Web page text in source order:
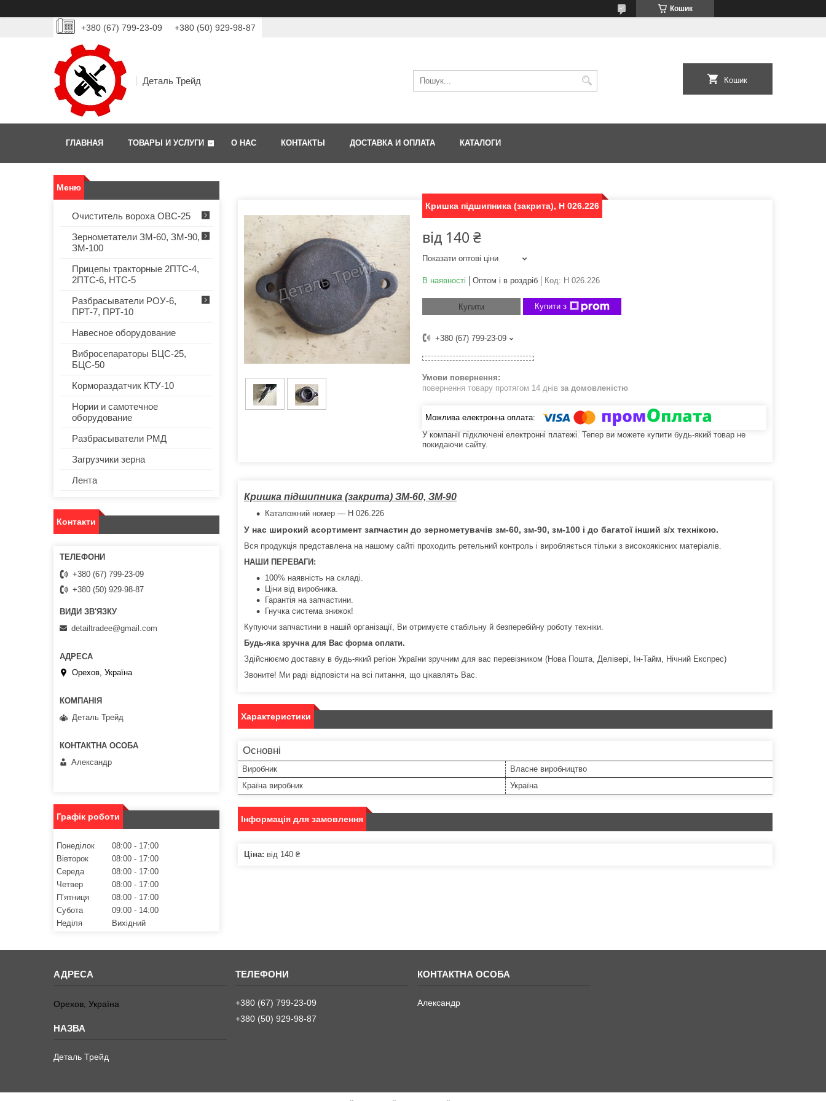
Кошик
+380 (67) 799-23-09 +380 (50) 929-98-87
Деталь Трейд Кошик
ГЛАВНАЯ ТОВАРЫ И УСЛУГИ О НАС КОНТАКТЫ ДОСТАВКА И ОПЛАТА КАТАЛОГИ
Кришка підшипника (закрита), Н 026.226
від 140 ₴
Показати оптові ціни
В наявності Оптом і в роздріб Код: Н 026.226
Купити Купити з
+380 (67) 799-23-09
повернення товару протягом 14 днів за домовленістю
У компанії підключені електронні платежі. Тепер ви можете купити будь-який товар не
покидаючи сайту.
Кришка підшипника (закрита) ЗМ-60, ЗМ-90
Каталожний номер — Н 026.226
У нас широкий асортимент запчастин до зернометувачів зм-60, зм-90, зм-100 і до багатої інший з/х технікою.
Вся продукція представлена на нашому сайті проходить ретельний контроль і виробляється тільки з високоякісних матеріалів.
НАШИ ПЕРЕВАГИ:
100% наявність на складі.
Ціни від виробника.
Гарантія на запчастини.
Гнучка система знижок!
Купуючи запчастини в нашій організації, Ви отримуєте стабільну й безперебійну роботу техніки.
Будь-яка зручна для Вас форма оплати.
Здійснюємо доставку в будь-який регіон України зручним для вас перевізником (Нова Пошта, Делівері, Ін-Тайм, Нічний Експрес)
Звоните! Ми раді відповісти на всі питання, що цікавлять Вас.
Характеристики
Основні
Виробник
Власне виробництво
Країна виробник
Україна
Інформація для замовлення
Ціна: від 140 ₴
Очиститель вороха ОВС-25
Зернометатели ЗМ-60, ЗМ-90,
ЗМ-100
Прицепы тракторные 2ПТС-4,
2ПТС-6, НТС-5
Разбрасыватели РОУ-6,
ПРТ-7, ПРТ-10
Навесное оборудование
Вибросепараторы БЦС-25,
БЦС-50
Кормораздатчик КТУ-10
Нории и самотечное
оборудование
Разбрасыватели РМД
Загрузчики зерна
Лента
Контакти
+380 (67) 799-23-09
+380 (50) 929-98-87
detailtradee@gmail.com
Орехов, Україна
Деталь Трейд
Александр
Графік роботи
Понеділок 08:00
17:00
Вівторок
08:00
17:00
Середа
08:00
17:00
Четвер
08:00
17:00
Пʼятниця
08:00
17:00
Субота
09:00
14:00
Неділя
Вихідний
Орехов, Україна
Деталь Трейд
+380 (67) 799-23-09
+380 (50) 929-98-87
Александр